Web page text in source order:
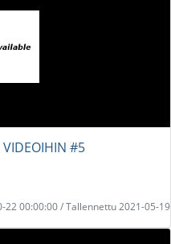
VIDEOIHIN #5
22 00:00:00 / Tallennettu 2021-05-19